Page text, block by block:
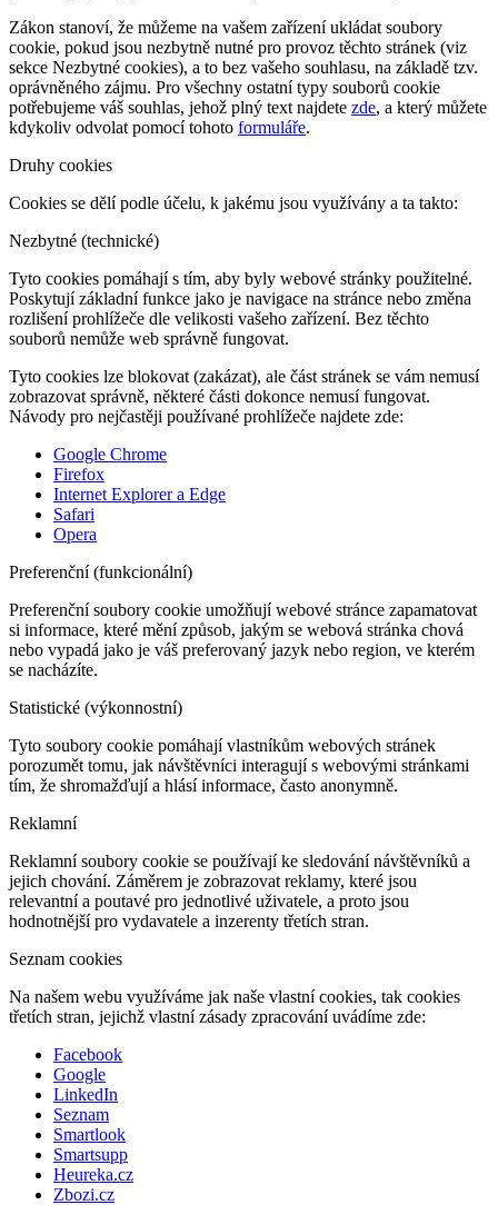
Zákon stanoví, že můžeme na vašem zařízení ukládat soubory
cookie, pokud jsou nezbytně nutné pro provoz těchto stránek (viz
sekce Nezbytné cookies), a to bez vašeho souhlasu, na základě tzv.
oprávněného zájmu. Pro všechny ostatní typy souborů cookie
potřebujeme váš souhlas, jehož plný text najdete zde, a který můžete
kdykoliv odvolat pomocí tohoto formuláře.
Druhy cookies
Cookies se dělí podle účelu, k jakému jsou využívány a ta takto:
Nezbytné (technické)
Tyto cookies pomáhají s tím, aby byly webové stránky použitelné.
Poskytují základní funkce jako je navigace na stránce nebo změna
rozlišení prohlížeče dle velikosti vašeho zařízení. Bez těchto
souborů nemůže web správně fungovat.
Tyto cookies lze blokovat (zakázat), ale část stránek se vám nemusí
zobrazovat správně, některé části dokonce nemusí fungovat.
Návody pro nejčastěji používané prohlížeče najdete zde:
Google Chrome
Firefox
Internet Explorer a Edge
Safari
Opera
Preferenční (funkcionální)
Preferenční soubory cookie umožňují webové stránce zapamatovat
si informace, které mění způsob, jakým se webová stránka chová
nebo vypadá jako je váš preferovaný jazyk nebo region, ve kterém
se nacházíte.
Statistické (výkonnostní)
Tyto soubory cookie pomáhají vlastníkům webových stránek
porozumět tomu, jak návštěvníci interagují s webovými stránkami
tím, že shromažďují a hlásí informace, často anonymně.
Reklamní
Reklamní soubory cookie se používají ke sledování návštěvníků a
jejich chování. Záměrem je zobrazovat reklamy, které jsou
relevantní a poutavé pro jednotlivé uživatele, a proto jsou
hodnotnější pro vydavatele a inzerenty třetích stran.
Seznam cookies
Na našem webu využíváme jak naše vlastní cookies, tak cookies
třetích stran, jejichž vlastní zásady zpracování uvádíme zde:
Facebook
Google
LinkedIn
Seznam
Smartlook
Smartsupp
Heureka.cz
Zbozi.cz